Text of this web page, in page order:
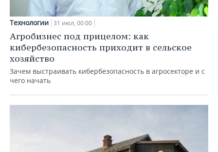
Технологии 31 июл, 00:00
Агробизнес под прицелом: как
кибербезопасность приходит в сельское
хозяйство
Зачем выстраивать кибербезопасность в агросекторе и с
чего начать